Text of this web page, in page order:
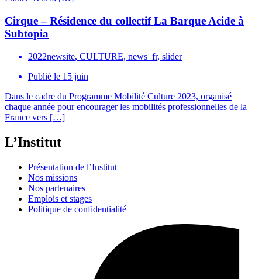
Cirque – Résidence du collectif La Barque Acide à
Subtopia
2022newsite, CULTURE, news_fr, slider
Publié le 15 juin
Dans le cadre du Programme Mobilité Culture 2023, organisé
chaque année pour encourager les mobilités professionnelles de la
France vers […]
L’Institut
Présentation de l’Institut
Nos missions
Nos partenaires
Emplois et stages
Politique de confidentialité